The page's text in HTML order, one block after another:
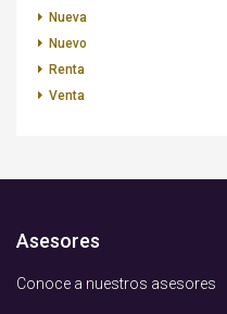
Nueva
Nuevo
Renta
Venta
Asesores
Conoce a nuestros asesores